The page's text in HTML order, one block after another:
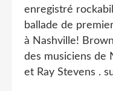
enregistré
ballade de
à Nashville!
des musiciens de
et Ray Stevens .